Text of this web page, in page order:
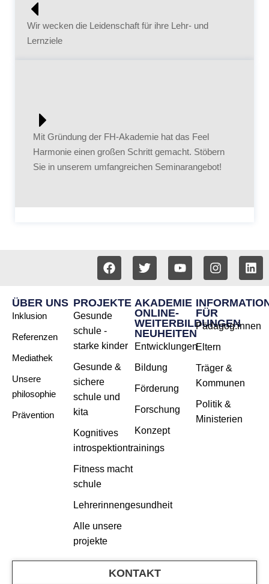
Wir wecken die Leidenschaft für ihre Lehr- und
Lernziele
Mit Gründung der FH-Akademie hat das Feel
Harmonie einen großen Schritt gemacht. Stöbern
Sie in unserem umfangreichen Seminarangebot!
ÜBER UNS
Inklusion
Referenzen
Mediathek
Unsere
philosophie
Prävention
PROJEKTE
Gesunde
schule -
starke kinder
Gesunde &
sichere
schule und
kita
Kognitives
introspektiontrainings
Fitness macht
schule
Lehrerinnengesundheit
Alle unsere
projekte
AKADEMIE
ONLINE-
WEITERBILDUNGEN
NEUHEITEN
Entwicklungen
Bildung
Förderung
Forschung
Konzept
FÜR
Pädagog:innen
Eltern
Träger &
Kommunen
Politik &
Ministerien
KONTAKT